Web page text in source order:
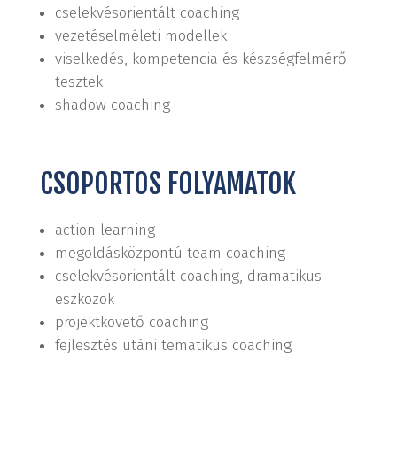
cselekvésorientált coaching
vezetéselméleti modellek
viselkedés, kompetencia és készségfelmérő
tesztek
shadow coaching
CSOPORTOS FOLYAMATOK
action learning
megoldásközpontú team coaching
cselekvésorientált coaching, dramatikus
eszközök
projektkövető coaching
fejlesztés utáni tematikus coaching